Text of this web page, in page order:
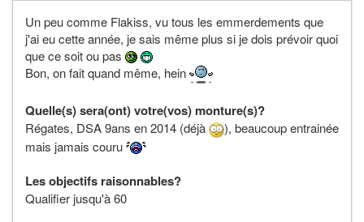
Un peu comme Flakiss, vu tous les emmerdements que
j'ai eu cette année, je sais même plus si je dois prévoir quoi
que ce soit ou pas
Bon, on fait quand même, hein
Quelle(s) sera(ont) votre(vos) monture(s)?
Régates, DSA 9ans en 2014 (déjà
), beaucoup entrainée
mais jamais couru
Les objectifs raisonnables?
Qualifier jusqu'à 60